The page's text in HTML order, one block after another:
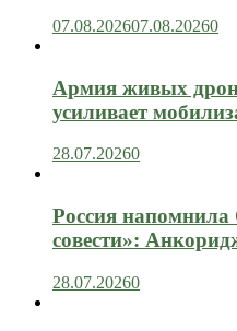
07.08.202607.08.20260
Армия живых
усиливает
28.07.20260
Россия
совести»:
28.07.20260